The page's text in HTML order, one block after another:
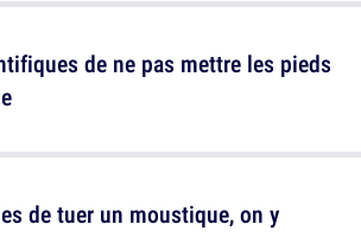
de ne pas mettre les pieds
de tuer un moustique, on y